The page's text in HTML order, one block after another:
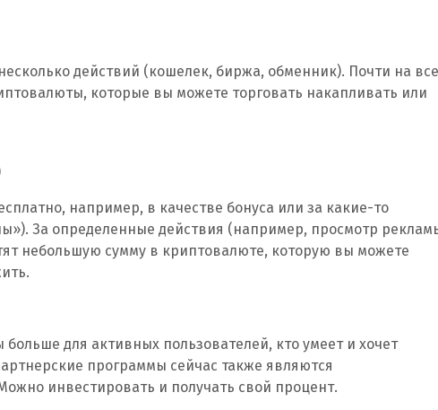
действий (кошелек, биржа, обменник). Почти на
которые вы можете торговать накапливать или
например, в качестве бонуса или за какие-то
За определенные действия (например, просмотр
небольшую сумму в криптовалюте, которую вы можете
для активных пользователей, кто умеет и хочет
программы сейчас также являются
инвестировать и получать свой процент.